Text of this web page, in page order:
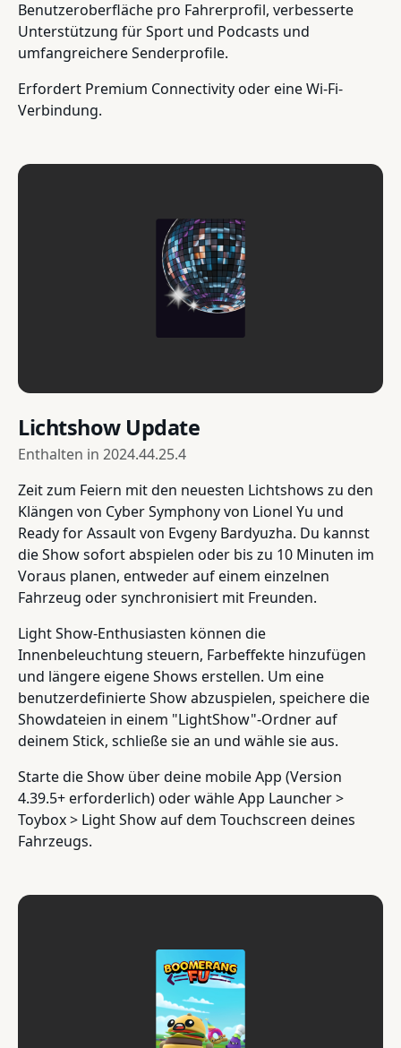
Benutzeroberfläche pro Fahrerprofil, verbesserte
Unterstützung für Sport und Podcasts und
umfangreichere Senderprofile.
Erfordert Premium Connectivity oder eine Wi-Fi-
Verbindung.
Lichtshow Update
Enthalten in 2024.44.25.4
Zeit zum Feiern mit den neuesten Lichtshows zu den
Klängen von Cyber Symphony von Lionel Yu und
Ready for Assault von Evgeny Bardyuzha. Du kannst
die Show sofort abspielen oder bis zu 10 Minuten im
Voraus planen, entweder auf einem einzelnen
Fahrzeug oder synchronisiert mit Freunden.
Light Show-Enthusiasten können die
Innenbeleuchtung steuern, Farbeffekte hinzufügen
und längere eigene Shows erstellen. Um eine
benutzerdefinierte Show abzuspielen, speichere die
Showdateien in einem "LightShow"-Ordner auf
deinem Stick, schließe sie an und wähle sie aus.
Starte die Show über deine mobile App (Version
4.39.5+ erforderlich) oder wähle App Launcher >
Toybox > Light Show auf dem Touchscreen deines
Fahrzeugs.